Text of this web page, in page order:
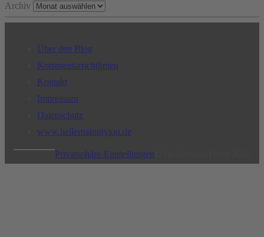
Archiv
Über den Blog
Kommentarrichtlinien
Kontakt
Impressum
Datenschutz
www.hellermanntyton.de
Privatsphäre-Einstellungen